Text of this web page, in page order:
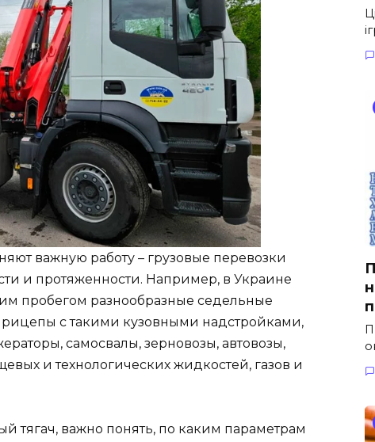
важную работу – грузовые перевозки
и протяженности. Например, в Украине
пробегом разнообразные седельные
с такими кузовными надстройками,
самосвалы, зерновозы, автовозы,
и технологических жидкостей, газов и
тягач, важно понять, по каким параметрам